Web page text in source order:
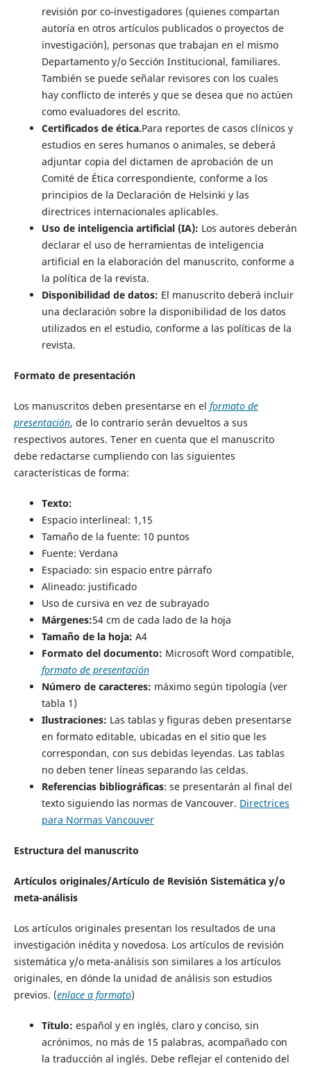
revisión por co-investigadores (quienes compartan
autoría en otros artículos publicados o proyectos de
investigación), personas que trabajan en el mismo
Departamento y/o Sección Institucional, familiares.
También se puede señalar revisores con los cuales
hay conflicto de interés y que se desea que no actúen
como evaluadores del escrito.
Certificados de ética.Para reportes de casos clínicos y
estudios en seres humanos o animales, se deberá
adjuntar copia del dictamen de aprobación de un
Comité de Ética correspondiente, conforme a los
principios de la Declaración de Helsinki y las
directrices internacionales aplicables.
Uso de inteligencia artificial (IA): Los autores deberán
declarar el uso de herramientas de inteligencia
artificial en la elaboración del manuscrito, conforme a
la política de la revista.
Disponibilidad de datos: El manuscrito deberá incluir
una declaración sobre la disponibilidad de los datos
utilizados en el estudio, conforme a las políticas de la
revista.
Formato de presentación
Los manuscritos deben presentarse en el formato de
presentación, de lo contrario serán devueltos a sus
respectivos autores. Tener en cuenta que el manuscrito
debe redactarse cumpliendo con las siguientes
características de forma:
Texto:
Espacio interlineal: 1,15
Tamaño de la fuente: 10 puntos
Fuente: Verdana
Espaciado: sin espacio entre párrafo
Alineado: justificado
Uso de cursiva en vez de subrayado
Márgenes:54 cm de cada lado de la hoja
Tamaño de la hoja: A4
Formato del documento: Microsoft Word compatible,
formato de presentación
Número de caracteres: máximo según tipología (ver
tabla 1)
Ilustraciones: Las tablas y figuras deben presentarse
en formato editable, ubicadas en el sitio que les
correspondan, con sus debidas leyendas. Las tablas
no deben tener líneas separando las celdas.
Referencias bibliográficas: se presentarán al final del
texto siguiendo las normas de Vancouver. Directrices
para Normas Vancouver
Estructura del manuscrito
Artículos originales/Artículo de Revisión Sistemática y/o
meta-análisis
Los artículos originales presentan los resultados de una
investigación inédita y novedosa. Los artículos de revisión
sistemática y/o meta-análisis son similares a los artículos
originales, en dónde la unidad de análisis son estudios
previos. (enlace a formato)
Título: español y en inglés, claro y conciso, sin
acrónimos, no más de 15 palabras, acompañado con
la traducción al inglés. Debe reflejar el contenido del